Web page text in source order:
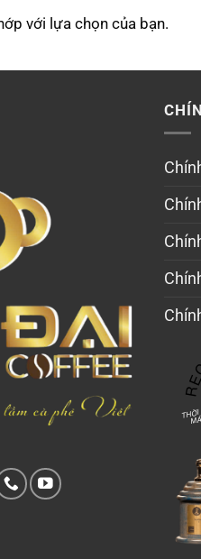
với lựa chọn của bạn.